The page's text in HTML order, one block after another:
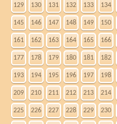
129 130 131 132 133 134
145 146 147 148 149 150
161 162 163 164 165 166
177 178 179 180 181 182
193 194 195 196 197 198
209 210 211 212 213 214
225 226 227 228 229 230